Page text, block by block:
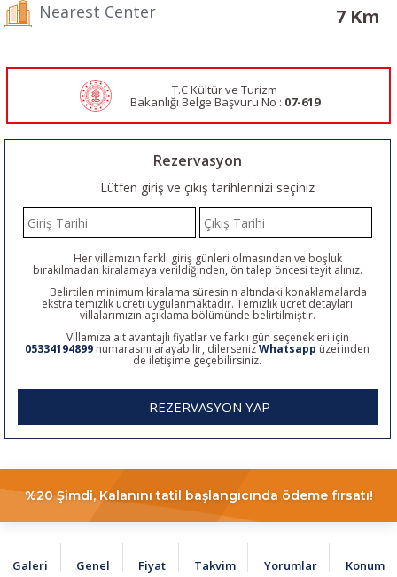
Nearest Center 7 Km
T.C Kültür ve Turizm
Bakanlığı Belge Başvuru No : 07-619
Rezervasyon
Lütfen giriş ve çıkış tarihlerinizi seçiniz
Her villamızın farklı giriş günleri olmasından ve boşluk
bırakılmadan kiralamaya verildiğinden, ön talep öncesi teyit alınız.
Belirtilen minimum kiralama süresinin altındaki konaklamalarda
ekstra temizlik ücreti uygulanmaktadır. Temizlik ücret detayları
villalarımızın açıklama bölümünde belirtilmiştir.
Villamıza ait avantajlı fiyatlar ve farklı gün seçenekleri için
05334194899 numarasını arayabilir, dilersenizWhatsapp üzerinden
de iletişime geçebilirsiniz.
REZERVASYON YAP
%20 Şimdi, Kalanını tatil başlangıcında ödeme fırsatı!
Galeri Genel Fiyat Takvim Yorumlar Konum